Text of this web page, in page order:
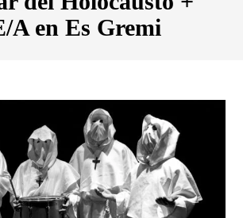
A en Es Gremi